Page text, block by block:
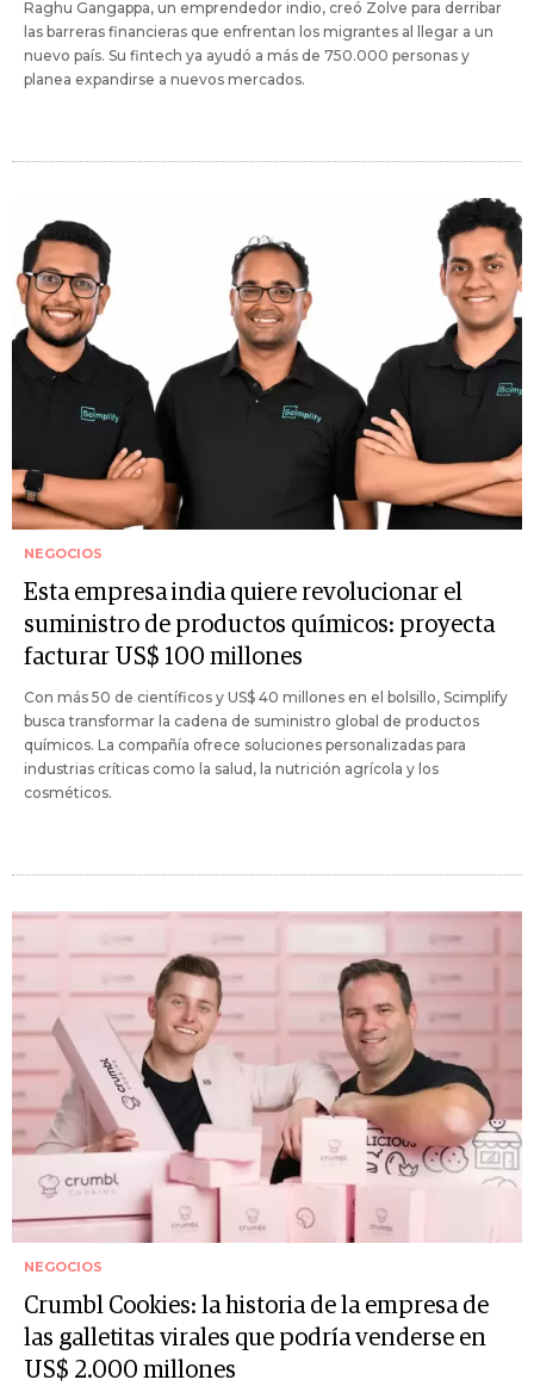
Raghu Gangappa, un emprendedor indio, creó Zolve para derribar
las barreras financieras que enfrentan los migrantes al llegar a un
nuevo país. Su fintech ya ayudó a más de 750.000 personas y
planea expandirse a nuevos mercados.
NEGOCIOS
Esta empresa india quiere revolucionar el
suministro de productos químicos: proyecta
facturar US$ 100 millones
Con más 50 de científicos y US$ 40 millones en el bolsillo, Scimplify
busca transformar la cadena de suministro global de productos
químicos. La compañía ofrece soluciones personalizadas para
industrias críticas como la salud, la nutrición agrícola y los
cosméticos.
NEGOCIOS
Crumbl Cookies: la historia de la empresa de
las galletitas virales que podría venderse en
US$ 2.000 millones